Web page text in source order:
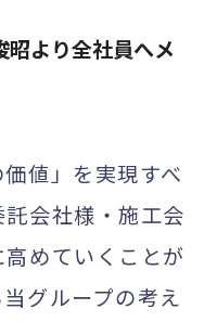
より全社員へメ
価値」を実現すべ
会社様・施工会
めていくことが
グループの考え